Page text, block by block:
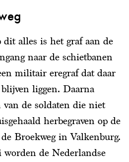
alles is het graf aan de
naar de schietbanen
militair eregraf dat daar
liggen. Daarna
de soldaten die niet
herbegraven op de
Broekweg in Valkenburg.
worden de Nederlandse